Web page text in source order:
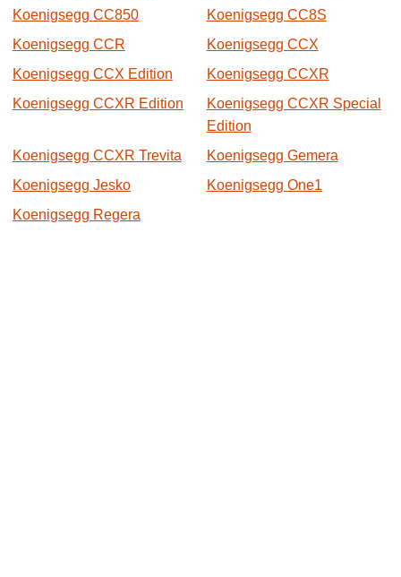
Koenigsegg CC850
Koenigsegg CC8S
Koenigsegg CCR
Koenigsegg CCX
Koenigsegg CCX Edition
Koenigsegg CCXR
Koenigsegg CCXR Edition
Koenigsegg CCXR Special
Edition
Koenigsegg CCXR Trevita
Koenigsegg Gemera
Koenigsegg Jesko
Koenigsegg One1
Koenigsegg Regera